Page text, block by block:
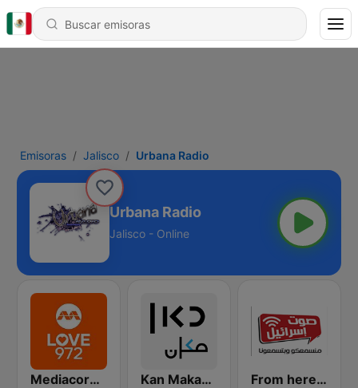
Emisoras Jalisco Urbana Radio
Urbana Radio
Jalisco - Online
Mediacorp LOVE 972 Kan Makan (مكان) From here - Arabic radio